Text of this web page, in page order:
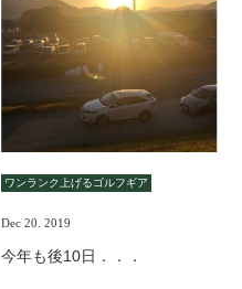
ワンランク上げるゴルフギア
Dec 20. 2019
今年も後10日．．．